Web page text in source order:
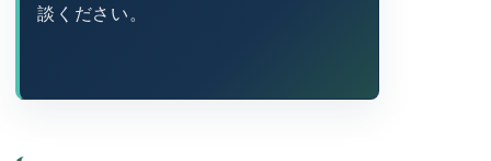
談ください。